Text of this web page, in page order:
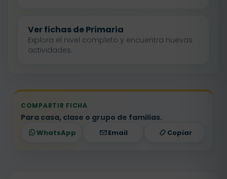
Ver fichas de Primaria
Explora el nivel completo y encuentra nuevas
actividades.
COMPARTIR FICHA
Para casa, clase o grupo de familias.
WhatsApp Email Copiar